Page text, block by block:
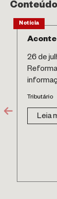
Notícia
26 de
Tributário
Leia